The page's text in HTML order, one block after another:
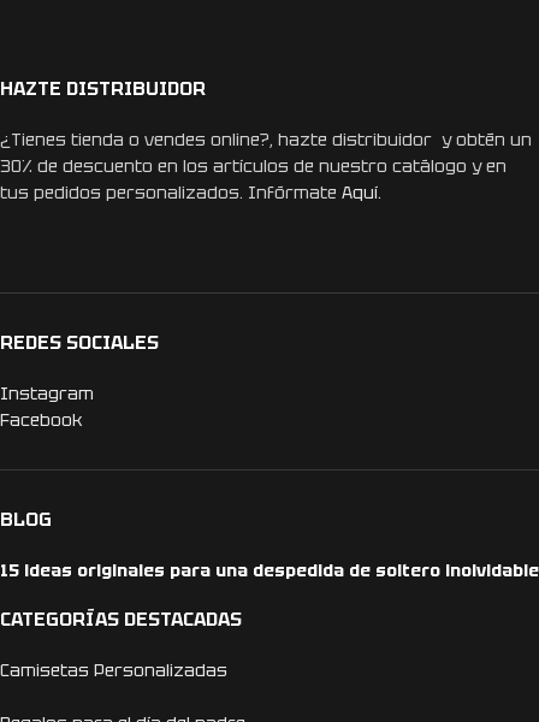
HAZTE DISTRIBUIDOR
¿Tienes tienda o vendes online?, hazte distribuidor y obtén un
30% de descuento en los artículos de nuestro catálogo y en
tus pedidos personalizados. Infórmate Aquí.
REDES SOCIALES
Instagram
Facebook
BLOG
15 ideas originales para una despedida de soltero inolvidable
CATEGORÍAS DESTACADAS
Camisetas Personalizadas